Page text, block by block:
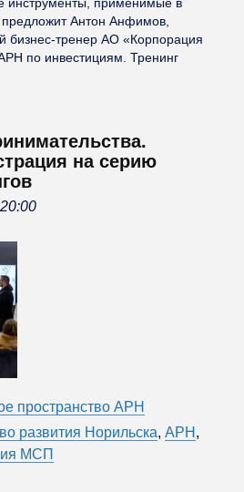
предложит Антон Анфимов,
бизнес-тренер АО «Корпорация
по инвестициям. Тренинг
на серию
20:00
пространство АРН
развития Норильска, АРН ,
МСП